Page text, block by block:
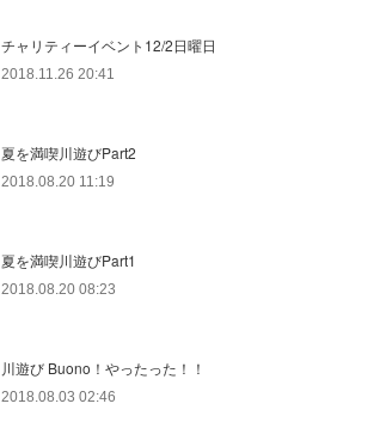
チャリティーイベント12/2日曜日
2018.11.26 20:41
夏を満喫川遊びPart2
2018.08.20 11:19
夏を満喫川遊びPart1
2018.08.20 08:23
川遊び Buono！やったった！！
2018.08.03 02:46